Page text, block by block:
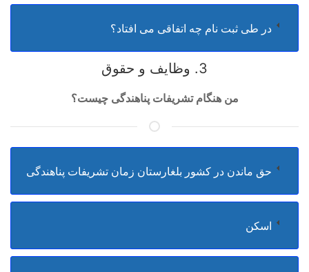
در طی ثبت نام چه اتفاقی می افتاد؟
3. وظایف و حقوق
من هنگام تشریفات پناهندگی چیست؟
حق ماندن در کشور بلغارستان زمان تشریفات پناهندگی
اسکن